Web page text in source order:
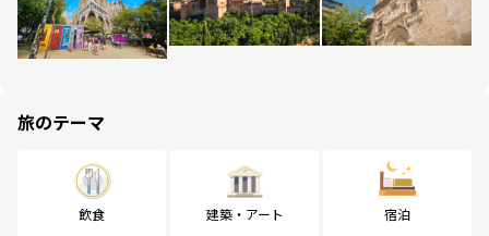
旅のテーマ
飲食 建築・アート 宿泊